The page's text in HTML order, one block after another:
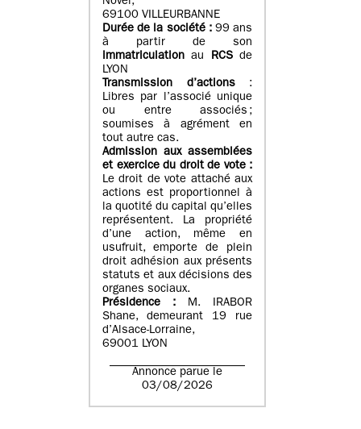
69100 VILLEURBANNE
Durée de la société :99 ans
à partir de son
immatriculation au RCSde
LYON
Transmission d’actions:
Libres par l’associé unique
ou entre associés ;
soumises à agrément en
tout autre cas.
Admission aux assemblées
et exercice du droit de vote :
Le droit de vote attaché aux
actions est proportionnel à
la quotité du capital qu’elles
représentent. La propriété
d’une action, même en
usufruit, emporte de plein
droit adhésion aux présents
statuts et aux décisions des
organes sociaux.
Présidence : M. IRABOR
Shane, demeurant 19 rue
d’Alsace-Lorraine,
69001 LYON
Annonce parue le
03/08/2026